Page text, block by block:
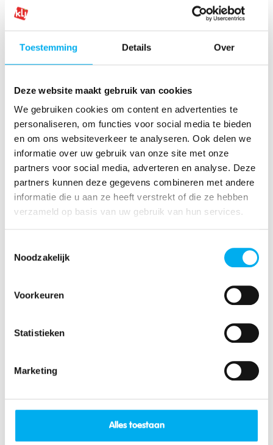
Toestemming Details Over
Deze website maakt gebruik van cookies
We gebruiken cookies om content en advertenties te
personaliseren, om functies voor social media te bieden
en om ons websiteverkeer te analyseren. Ook delen we
informatie over uw gebruik van onze site met onze
partners voor social media, adverteren en analyse. Deze
partners kunnen deze gegevens combineren met andere
informatie die u aan ze heeft verstrekt of die ze hebben
verzameld op basis van uw gebruik van hun services.
Noodzakelijk
Voorkeuren
Statistieken
Marketing
Alles toestaan
Vor während und nach dem Spiel - worauf solltest du
Ein Spiel begleiten
Taufen und andere Aktivitäten,
wirklich dreckig machen